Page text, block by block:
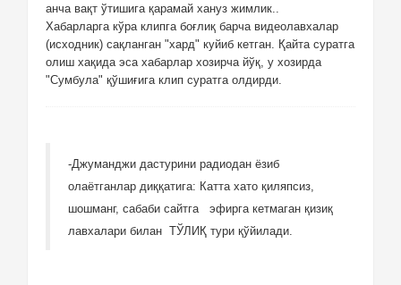
анча вақт ўтишига қарамай хануз жимлик..
Хабарларга кўра клипга боғлиқ барча видеолавхалар
(исходник) сақланган "хард" куйиб кетган. Қайта суратга
олиш хақида эса хабарлар хозирча йўқ, у хозирда
"Сумбула" қўшиғига клип суратга олдирди.
-Джуманджи дастурини радиодан ёзиб
олаётганлар диққатига: Катта хато қиляпсиз,
шошманг, сабаби сайтга эфирга кетмаган қизиқ
лавхалари билан ТЎЛИҚ тури қўйилади.